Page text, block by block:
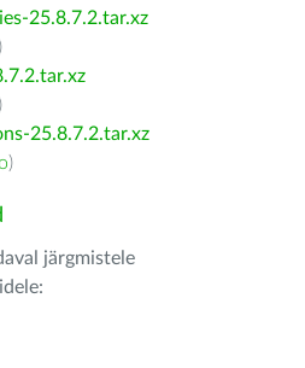
25.8.7.2.tar.xz
)
)
25.8.7.2.tar.xz
)
järgmistele